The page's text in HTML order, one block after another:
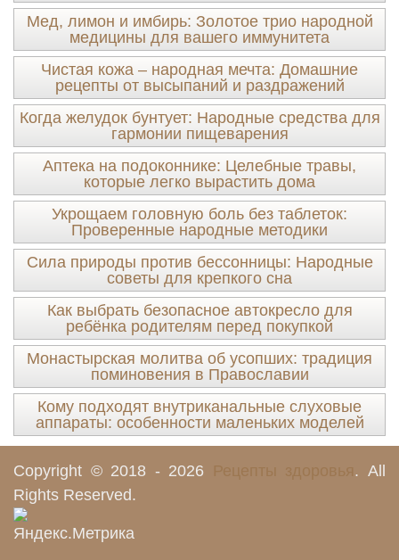
Мед, лимон и имбирь: Золотое трио народной
медицины для вашего иммунитета
Чистая кожа – народная мечта: Домашние
рецепты от высыпаний и раздражений
Когда желудок бунтует: Народные средства для
гармонии пищеварения
Аптека на подоконнике: Целебные травы,
которые легко вырастить дома
Укрощаем головную боль без таблеток:
Проверенные народные методики
Сила природы против бессонницы: Народные
советы для крепкого сна
Как выбрать безопасное автокресло для
ребёнка родителям перед покупкой
Монастырская молитва об усопших: традиция
поминовения в Православии
Кому подходят внутриканальные слуховые
аппараты: особенности маленьких моделей
Copyright © 2018 - 2026 Рецепты здоровья. All
Rights Reserved.